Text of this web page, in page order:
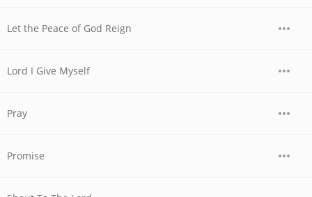
Let the Peace of God Reign
Lord I Give Myself
Pray
Promise